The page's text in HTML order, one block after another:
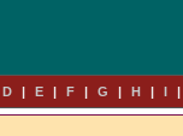
D E F G H I